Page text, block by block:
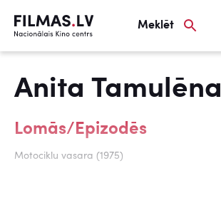
Meklēt
Anita Tamulēna
Lomās/Epizodēs
Motociklu vasara (1975)